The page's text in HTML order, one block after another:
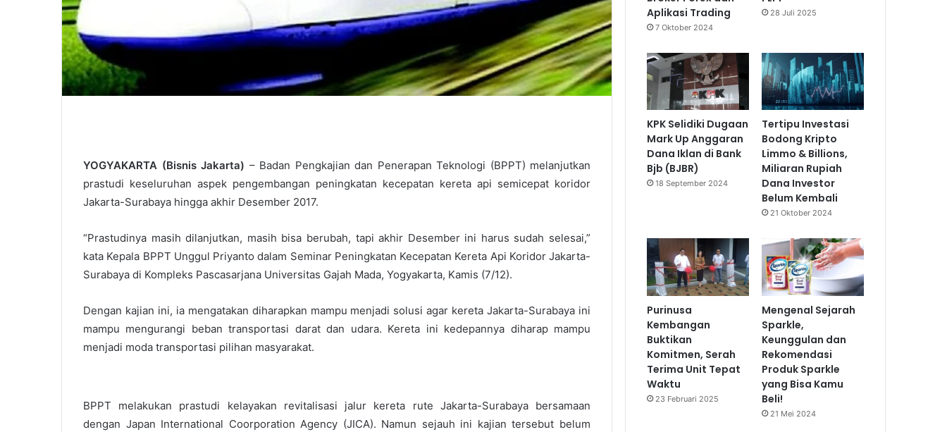
YOGYAKARTA (Bisnis Jakarta) – Badan Pengkajian dan Penerapan Teknologi (BPPT) melanjutkan
prastudi keseluruhan aspek pengembangan peningkatan kecepatan kereta api semicepat koridor
Jakarta-Surabaya hingga akhir Desember 2017.
“Prastudinya masih dilanjutkan, masih bisa berubah, tapi akhir Desember ini harus sudah selesai,”
kata Kepala BPPT Unggul Priyanto dalam Seminar Peningkatan Kecepatan Kereta Api Koridor Jakarta-
Surabaya di Kompleks Pascasarjana Universitas Gajah Mada, Yogyakarta, Kamis (7/12).
Dengan kajian ini, ia mengatakan diharapkan mampu menjadi solusi agar kereta Jakarta-Surabaya ini
mampu mengurangi beban transportasi darat dan udara. Kereta ini kedepannya diharap mampu
menjadi moda transportasi pilihan masyarakat.
BPPT melakukan prastudi kelayakan revitalisasi jalur kereta rute Jakarta-Surabaya bersamaan
dengan Japan International Coorporation Agency (JICA). Namun sejauh ini kajian tersebut belum
Aplikasi Trading
7 Oktober 2024
28 Juli 2025
KPK Selidiki Dugaan
Mark Up Anggaran
Dana Iklan di Bank
Bjb (BJBR)
18 September 2024
Tertipu Investasi
Bodong Kripto
Limmo & Billions,
Miliaran Rupiah
Dana Investor
Belum Kembali
21 Oktober 2024
Purinusa
Kembangan
Buktikan
Komitmen, Serah
Terima Unit Tepat
Waktu
23 Februari 2025
Mengenal Sejarah
Sparkle,
Keunggulan dan
Rekomendasi
Produk Sparkle
yang Bisa Kamu
Beli!
21 Mei 2024